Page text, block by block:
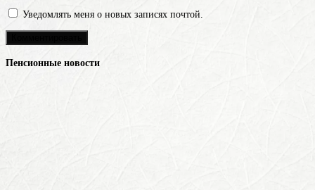
Уведомлять меня о новых записях почтой.
Пенсионные новости